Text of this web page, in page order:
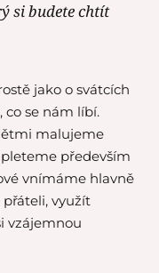
si budete chtít
jako o svátcích
co se nám líbí.
malujeme
především
vnímáme hlavně
využít
vzájemnou